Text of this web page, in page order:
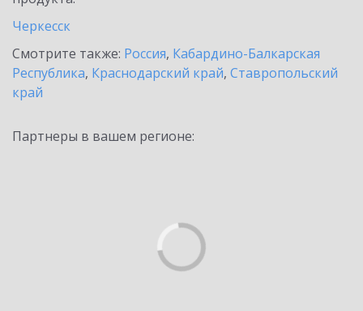
Черкесск
Смотрите также: Россия, Кабардино-Балкарская
Республика, Краснодарский край, Ставропольский
край
Партнеры в вашем регионе: